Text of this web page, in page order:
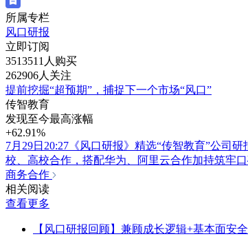
所属专栏
风口研报
立即订阅
3513511人购买
262906人关注
提前挖掘“超预期”，捕捉下一个市场“风口”
传智教育
发现至今最高涨幅
+62.91%
7月29日20:27《风口研报》精选“传智教育”公司
校、高校合作，搭配华为、阿里云合作加持筑牢口
商务合作
相关阅读
查看更多
【风口研报回顾】兼顾成长逻辑+基本面安